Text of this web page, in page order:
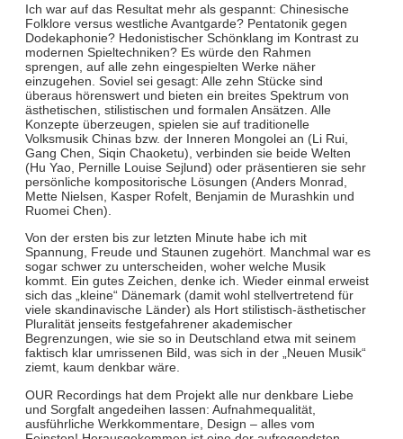
Ich war auf das Resultat mehr als gespannt: Chinesische
Folklore versus westliche Avantgarde? Pentatonik gegen
Dodekaphonie? Hedonistischer Schönklang im Kontrast zu
modernen Spieltechniken? Es würde den Rahmen
sprengen, auf alle zehn eingespielten Werke näher
einzugehen. Soviel sei gesagt: Alle zehn Stücke sind
überaus hörenswert und bieten ein breites Spektrum von
ästhetischen, stilistischen und formalen Ansätzen. Alle
Konzepte überzeugen, spielen sie auf traditionelle
Volksmusik Chinas bzw. der Inneren Mongolei an (Li Rui,
Gang Chen, Siqin Chaoketu), verbinden sie beide Welten
(Hu Yao, Pernille Louise Sejlund) oder präsentieren sie sehr
persönliche kompositorische Lösungen (Anders Monrad,
Mette Nielsen, Kasper Rofelt, Benjamin de Murashkin und
Ruomei Chen).
Von der ersten bis zur letzten Minute habe ich mit
Spannung, Freude und Staunen zugehört. Manchmal war es
sogar schwer zu unterscheiden, woher welche Musik
kommt. Ein gutes Zeichen, denke ich. Wieder einmal erweist
sich das „kleine“ Dänemark (damit wohl stellvertretend für
viele skandinavische Länder) als Hort stilistisch-ästhetischer
Pluralität jenseits festgefahrener akademischer
Begrenzungen, wie sie so in Deutschland etwa mit seinem
faktisch klar umrissenen Bild, was sich in der „Neuen Musik“
ziemt, kaum denkbar wäre.
OUR Recordings hat dem Projekt alle nur denkbare Liebe
und Sorgfalt angedeihen lassen: Aufnahmequalität,
ausführliche Werkkommentare, Design – alles vom